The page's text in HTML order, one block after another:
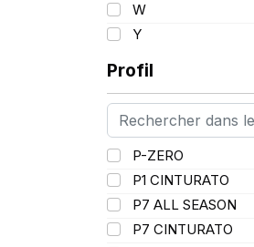
W
Y
Profil
P-ZERO
P1 CINTURATO
P7 ALL SEASON
P7 CINTURATO